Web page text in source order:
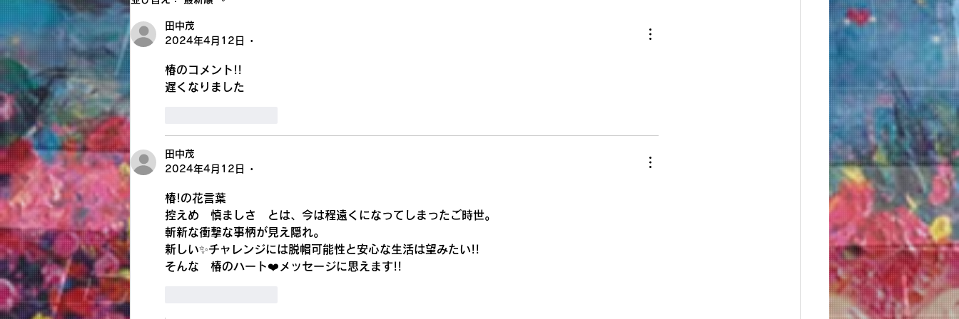
新也油絵展✨🌈😀㊗️
田中茂
2024年4月12日
•
椿のコメント!!
遅くなりました
田中茂
2024年4月12日
•
椿!の花言葉
控えめ　慎ましさ　とは、今は程遠くになってしまったご時世。
斬新な衝撃な事柄が見え隠れ。
新しい✨チャレンジには脱帽可能性と安心な生活は望みたい!!
そんな　椿のハート❤️メッセージに思えます!!